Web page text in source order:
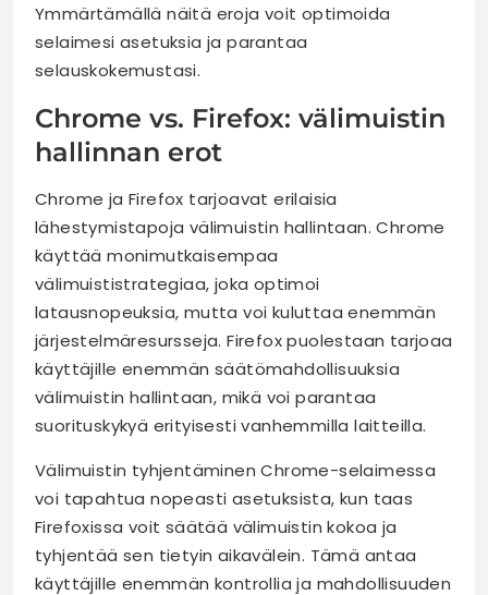
Ymmärtämällä näitä eroja voit optimoida
selaimesi asetuksia ja parantaa
selauskokemustasi.
Chrome vs. Firefox: välimuistin
hallinnan erot
Chrome ja Firefox tarjoavat erilaisia
lähestymistapoja välimuistin hallintaan. Chrome
käyttää monimutkaisempaa
välimuististrategiaa, joka optimoi
latausnopeuksia, mutta voi kuluttaa enemmän
järjestelmäresursseja. Firefox puolestaan tarjoaa
käyttäjille enemmän säätömahdollisuuksia
välimuistin hallintaan, mikä voi parantaa
suorituskykyä erityisesti vanhemmilla laitteilla.
Välimuistin tyhjentäminen Chrome-selaimessa
voi tapahtua nopeasti asetuksista, kun taas
Firefoxissa voit säätää välimuistin kokoa ja
tyhjentää sen tietyin aikavälein. Tämä antaa
käyttäjille enemmän kontrollia ja mahdollisuuden